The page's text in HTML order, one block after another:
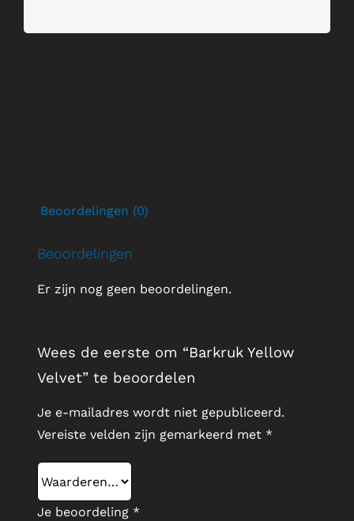
Beoordelingen (0)
Beoordelingen
Er zijn nog geen beoordelingen.
Wees de eerste om “Barkruk Yellow
Velvet” te beoordelen
Je e-mailadres wordt niet gepubliceerd.
Vereiste velden zijn gemarkeerd met *
Je beoordeling *